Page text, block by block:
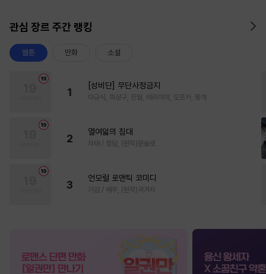
관심 장르 주간 랭킹
웹툰 만화 소설
1
[성비단] 무단사정금지
마규식, 피상구, 진월, 테리야끼, 오프카, 뚱개
2
열여덟의 침대
자태 / 청담, (원작)문슬로
3
언모럴 로맨틱 코미디
가감 / 쌔우, (원작)곽겨자